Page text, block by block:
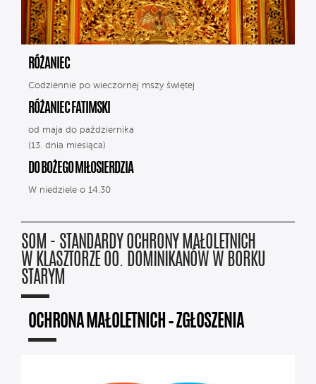
RÓŻANIEC
Codziennie po wieczornej mszy świętej
RÓŻANIEC FATIMSKI
od maja do października
(13. dnia miesiąca)
DO BOŻEGO MIŁOSIERDZIA
W niedziele o 14.30
SOM - STANDARDY OCHRONY MAŁOLETNICH
W KLASZTORZE OO. DOMINIKANÓW W BORKU
STARYM
OCHRONA MAŁOLETNICH – ZGŁOSZENIA